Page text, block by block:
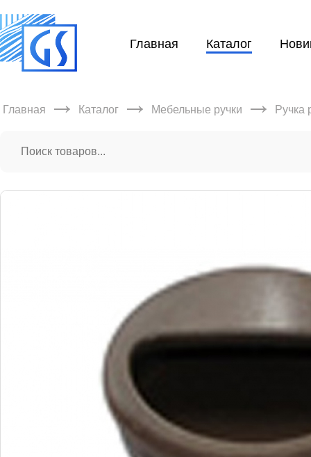
Главная Каталог
Главная → Каталог → Мебельные ручки → Ручка